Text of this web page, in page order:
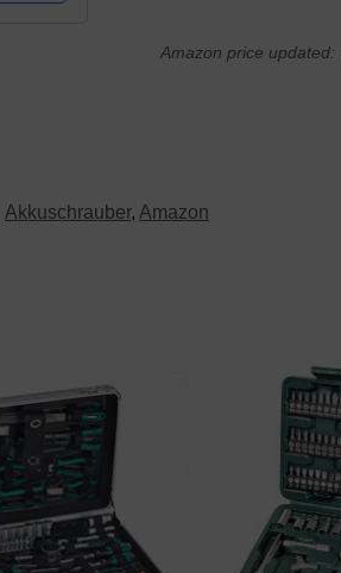
Amazon price updated:
Akkuschrauber, Amazon